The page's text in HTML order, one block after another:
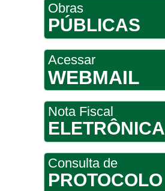
Obras
PÚBLICAS
Acessar
WEBMAIL
Nota Fiscal
ELETRÔNICA
Consulta de
PROTOCOLO